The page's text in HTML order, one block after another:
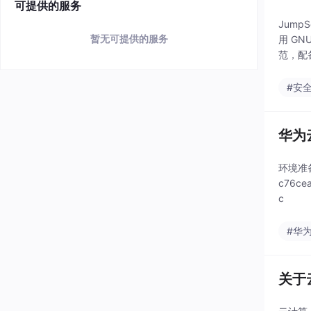
可提供的服务
暂无可提供的服务
用
范，配
#安
华为
环境
c
#华
关于